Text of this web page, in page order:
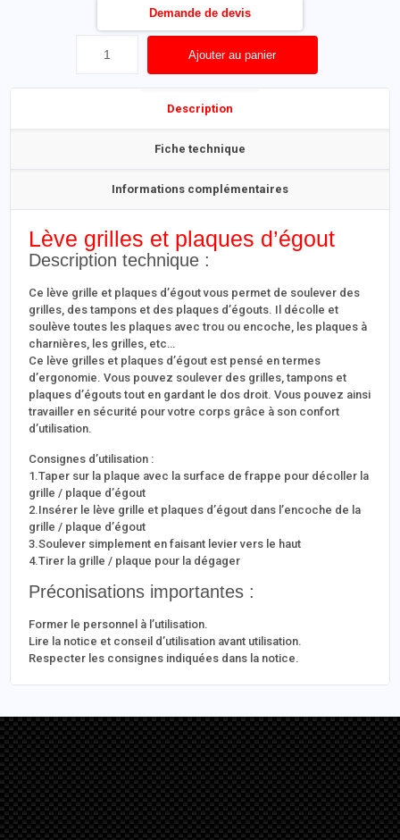
Ajouter au panier
Demande de devis
Description
Fiche technique
Informations complémentaires
Lève grilles et plaques d’égout
Description technique :
Ce lève grille et plaques d’égout vous permet de soulever des
grilles, des tampons et des plaques d’égouts. Il décolle et
soulève toutes les plaques avec trou ou encoche, les plaques à
charnières, les grilles, etc…
Ce lève grilles et plaques d’égout est pensé en termes
d’ergonomie. Vous pouvez soulever des grilles, tampons et
plaques d’égouts tout en gardant le dos droit. Vous pouvez ainsi
travailler en sécurité pour votre corps grâce à son confort
d’utilisation.
Consignes d’utilisation :
1.Taper sur la plaque avec la surface de frappe pour décoller la
grille / plaque d’égout
2.Insérer le lève grille et plaques d’égout dans l’encoche de la
grille / plaque d’égout
3.Soulever simplement en faisant levier vers le haut
4.Tirer la grille / plaque pour la dégager
Préconisations importantes :
Former le personnel à l’utilisation.
Lire la notice et conseil d’utilisation avant utilisation.
Respecter les consignes indiquées dans la notice.